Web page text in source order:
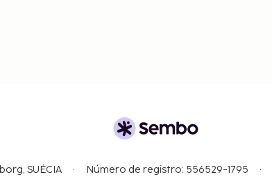
SUÉCIA Número de registro: 556529-1795